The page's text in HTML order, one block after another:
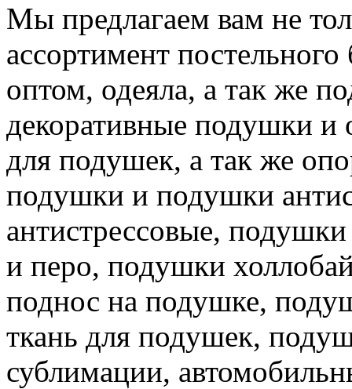
Мы предлагаем вам не
ассортимент
оптом, одеяла, а так же
декоративные подушки и
для подушек, а так же
подушки и подушки
антистрессовые,
и перо, подушки
поднос на подушке,
ткань для подушек,
сублимации,